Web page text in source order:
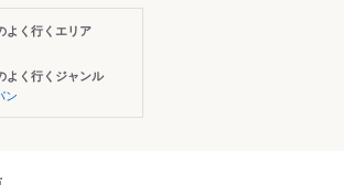
よく行くエリア
よく行くジャンル
ン